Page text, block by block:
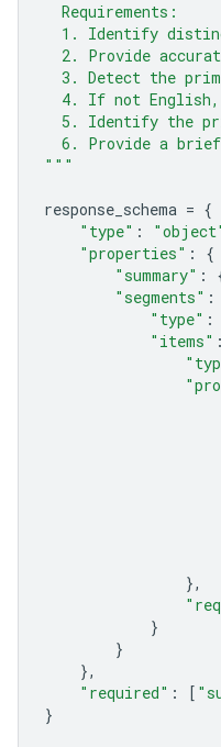
  Requirements:
1. Identify
2. Provide
3. Detect the
4. If not
5. Identify the
6. Provide a
"""
response_schema = {
"type" :
"properties" :
{
"summary" :
"segments" :
"type" :
"items" :
},
}
}
},
"required" : [
}